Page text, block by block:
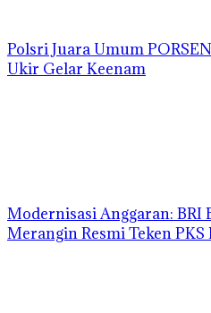
Polsri Juara Umum
Ukir Gelar Keenam
Modernisasi Anggaran: BRI
Merangin Resmi Teken PKS